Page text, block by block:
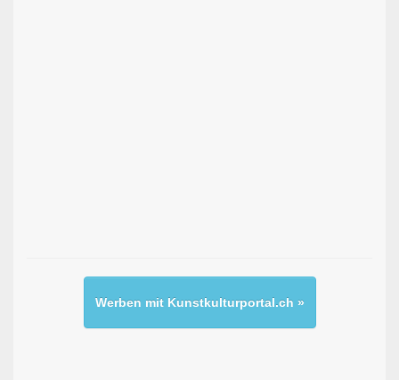
Werben mit Kunstkulturportal.ch »